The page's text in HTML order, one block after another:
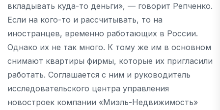
вкладывать куда-то деньги», — говорит Репченко.
Если на кого-то и рассчитывать, то на
иностранцев, временно работающих в России.
Однако их не так много. К тому же им в основном
снимают квартиры фирмы, которые их пригласили
работать. Соглашается с ним и руководитель
исследовательского центра управления
новостроек компании «Миэль-Недвижимость»